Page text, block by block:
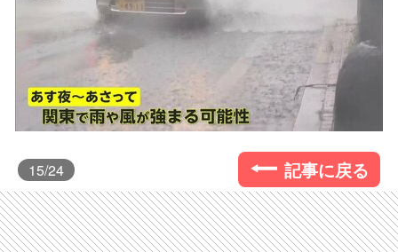
15/24 記事に戻る